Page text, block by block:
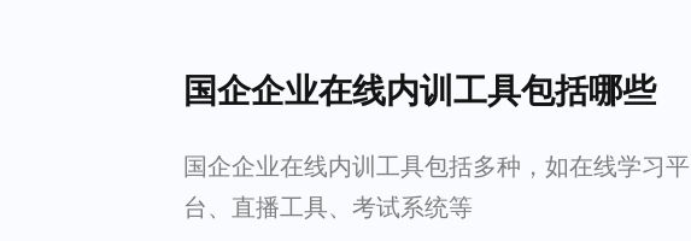
国企企业在线内训工具包括哪些
国企企业在线内训工具包括多种，如在线学习平
台、直播工具、考试系统等